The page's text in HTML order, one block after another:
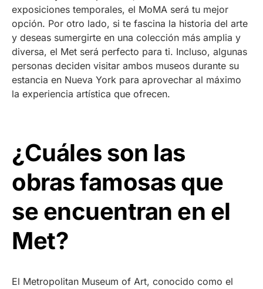
exposiciones temporales, el MoMA será tu mejor
opción. Por otro lado, si te fascina la historia del arte
y deseas sumergirte en una colección más amplia y
diversa, el Met será perfecto para ti. Incluso, algunas
personas deciden visitar ambos museos durante su
estancia en Nueva York para aprovechar al máximo
la experiencia artística que ofrecen.
¿Cuáles son las
obras famosas que
se encuentran en el
Met?
El Metropolitan Museum of Art, conocido como el